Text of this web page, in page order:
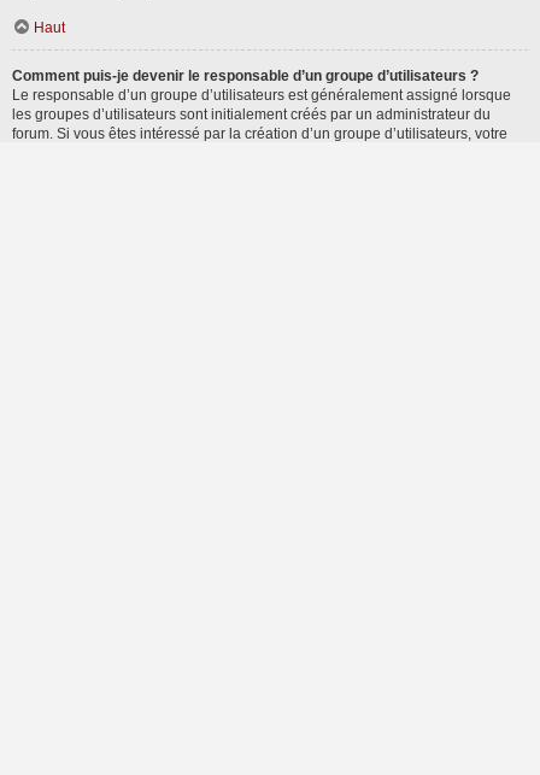
Haut
Comment puis-je devenir le responsable d’un groupe d’utilisateurs ?
Le responsable d’un groupe d’utilisateurs est généralement assigné lorsque
les groupes d’utilisateurs sont initialement créés par un administrateur du
forum. Si vous êtes intéressé par la création d’un groupe d’utilisateurs, votre